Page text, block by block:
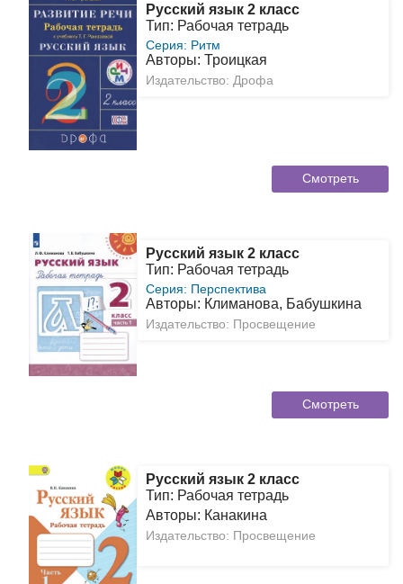
Русский язык 2 класс
Тип: Рабочая тетрадь
Серия: Ритм
Авторы: Троицкая
Издательство: Дрофа
Смотреть
Русский язык 2 класс
Тип: Рабочая тетрадь
Серия: Перспектива
Авторы: Климанова, Бабушкина
Издательство: Просвещение
Смотреть
Русский язык 2 класс
Тип: Рабочая тетрадь
Авторы: Канакина
Издательство: Просвещение